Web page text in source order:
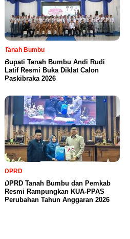
Tanah Bumbu
Bupati Tanah Bumbu Andi Rudi
Latif Resmi Buka Diklat Calon
Paskibraka 2026
DPRD
DPRD Tanah Bumbu dan Pemkab
Resmi Rampungkan KUA-PPAS
Perubahan Tahun Anggaran 2026